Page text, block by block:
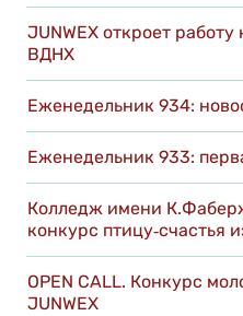
JUNWEX откроет
ВДНХ
Еженедельник 934:
Еженедельник 933:
Колледж имени
конкурс птицу‑счастья
OPEN CALL. Конкурс
JUNWEX